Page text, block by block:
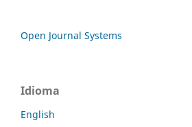
Open Journal Systems
Idioma
English